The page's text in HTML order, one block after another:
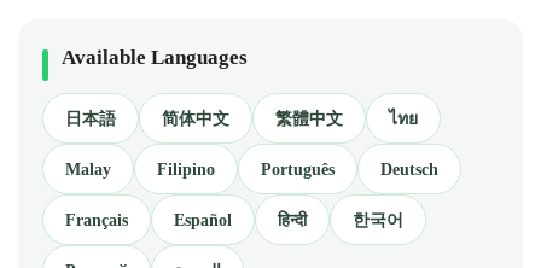
Available Languages
日本語 简体中文 繁體中文 ไทย
Malay Filipino Português Deutsch
Français Español हिन्दी 한국어